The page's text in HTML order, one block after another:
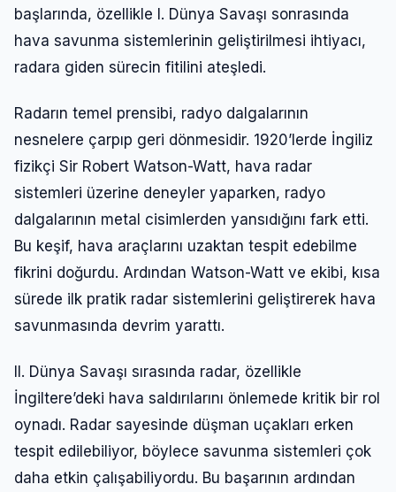
başlarında, özellikle I. Dünya Savaşı sonrasında
hava savunma sistemlerinin geliştirilmesi ihtiyacı,
radara giden sürecin fitilini ateşledi.
Radarın temel prensibi, radyo dalgalarının
nesnelere çarpıp geri dönmesidir. 1920’lerde İngiliz
fizikçi Sir Robert Watson-Watt, hava radar
sistemleri üzerine deneyler yaparken, radyo
dalgalarının metal cisimlerden yansıdığını fark etti.
Bu keşif, hava araçlarını uzaktan tespit edebilme
fikrini doğurdu. Ardından Watson-Watt ve ekibi, kısa
sürede ilk pratik radar sistemlerini geliştirerek hava
savunmasında devrim yarattı.
II. Dünya Savaşı sırasında radar, özellikle
İngiltere’deki hava saldırılarını önlemede kritik bir rol
oynadı. Radar sayesinde düşman uçakları erken
tespit edilebiliyor, böylece savunma sistemleri çok
daha etkin çalışabiliyordu. Bu başarının ardından